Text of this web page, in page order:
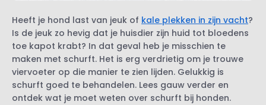
Heeft je hond last van jeuk of kale plekken in zijn vacht?
Is de jeuk zo hevig dat je huisdier zijn huid tot bloedens
toe kapot krabt? In dat geval heb je misschien te
maken met schurft. Het is erg verdrietig om je trouwe
viervoeter op die manier te zien lijden. Gelukkig is
schurft goed te behandelen. Lees gauw verder en
ontdek wat je moet weten over schurft bij honden.